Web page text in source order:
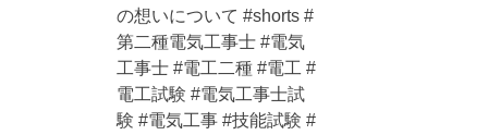
の想いについて #shorts #
第二種電気工事士 #電気
工事士 #電工二種 #電工 #
電工試験 #電気工事士試
験 #電気工事 #技能試験 #